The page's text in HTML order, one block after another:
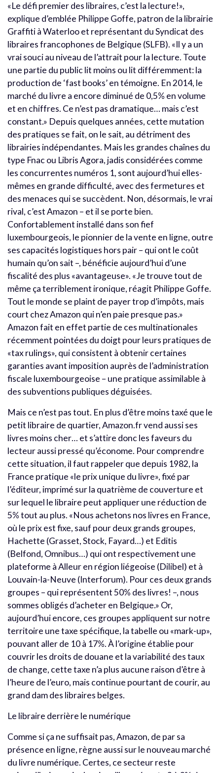
«Le défi premier des libraires, c’est la lecture!»,
explique d’emblée Philippe Goffe, patron de la librairie
Graffiti à Waterloo et représentant du Syndicat des
libraires francophones de Belgique (SLFB). «Il y a un
vrai souci au niveau de l’attrait pour la lecture. Toute
une partie du public lit moins ou lit différemment: la
production de ‘fast books’ en témoigne. En 2014, le
marché du livre a encore diminué de 0,5% en volume
et en chiffres. Ce n’est pas dramatique… mais c’est
constant.» Depuis quelques années, cette mutation
des pratiques se fait, on le sait, au détriment des
librairies indépendantes. Mais les grandes chaînes du
type Fnac ou Libris Agora, jadis considérées comme
les concurrentes numéros 1, sont aujourd’hui elles-
mêmes en grande difficulté, avec des fermetures et
des menaces qui se succèdent. Non, désormais, le vrai
rival, c’est Amazon – et il se porte bien.
Confortablement installé dans son fief
luxembourgeois, le pionnier de la vente en ligne, outre
ses capacités logistiques hors pair – qui ont le coût
humain qu’on sait –, bénéficie aujourd’hui d’une
fiscalité des plus «avantageuse». «Je trouve tout de
même ça terriblement ironique, réagit Philippe Goffe.
Tout le monde se plaint de payer trop d’impôts, mais
court chez Amazon qui n’en paie presque pas.»
Amazon fait en effet partie de ces multinationales
récemment pointées du doigt pour leurs pratiques de
«tax rulings», qui consistent à obtenir certaines
garanties avant imposition auprès de l’administration
fiscale luxembourgeoise – une pratique assimilable à
des subventions publiques déguisées.
Mais ce n’est pas tout. En plus d’être moins taxé que le
petit libraire de quartier, Amazon.fr vend aussi ses
livres moins cher… et s’attire donc les faveurs du
lecteur aussi pressé qu’économe. Pour comprendre
cette situation, il faut rappeler que depuis 1982, la
France pratique «le prix unique du livre», fixé par
l’éditeur, imprimé sur la quatrième de couverture et
sur lequel le libraire peut appliquer une réduction de
5% tout au plus. «Nous achetons nos livres en France,
où le prix est fixe, sauf pour deux grands groupes,
Hachette (Grasset, Stock, Fayard…) et Editis
(Belfond, Omnibus…) qui ont respectivement une
plateforme à Alleur en région liégeoise (Dilibel) et à
Louvain-la-Neuve (Interforum). Pour ces deux grands
groupes – qui représentent 50% des livres! –, nous
sommes obligés d’acheter en Belgique.» Or,
aujourd’hui encore, ces groupes appliquent sur notre
territoire une taxe spécifique, la tabelle ou «mark-up»,
pouvant aller de 10 à 17%. À l’origine établie pour
couvrir les droits de douane et la variabilité des taux
de change, cette taxe n’a plus aucune raison d’être à
l’heure de l’euro, mais continue pourtant de courir, au
grand dam des libraires belges.
Le libraire derrière le numérique
Comme si ça ne suffisait pas, Amazon, de par sa
présence en ligne, règne aussi sur le nouveau marché
du livre numérique. Certes, ce secteur reste